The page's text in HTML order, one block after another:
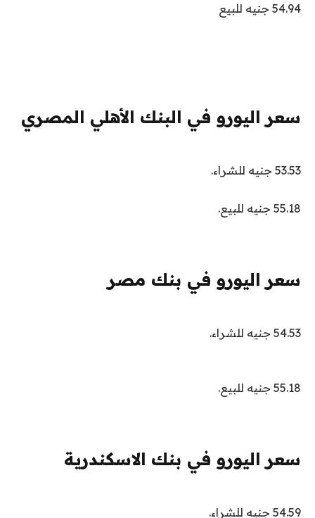
54.94 جنيه للبيع
سعر اليورو في البنك الأهلي المصري
53.53 جنيه للشراء.
55.18 جنيه للبيع.
سعر اليورو في بنك مصر
54.53 جنيه للشراء.
55.18 جنيه للبيع.
سعر اليورو في بنك الاسكندرية
54.59 جنيه للشراء.